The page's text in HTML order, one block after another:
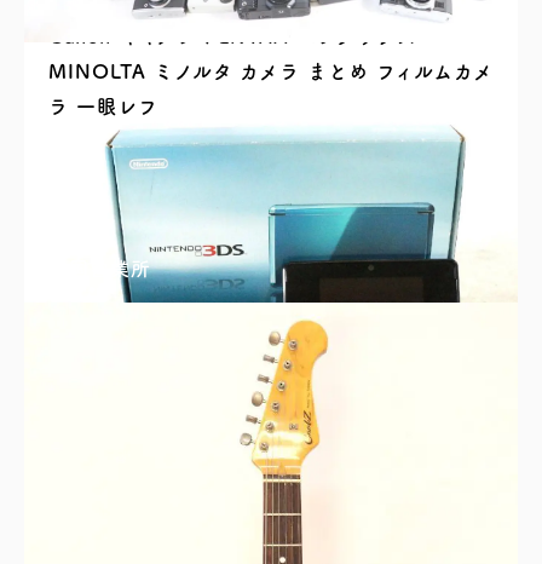
MINOLTA ミノルタ カメラ まとめ フィルムカメ
ラ 一眼レフ
買取理由はこちら
四国営業所
任天堂 ニンテンドー3DS アクアブルー